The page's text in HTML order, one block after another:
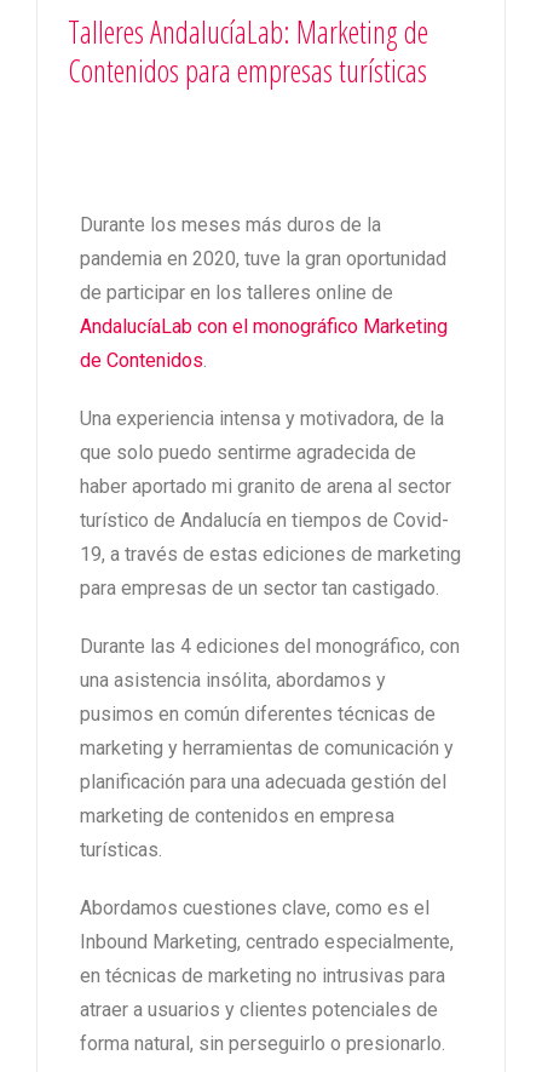
Talleres AndalucíaLab: Marketing de
Contenidos para empresas turísticas
Durante los meses más duros de la
pandemia en 2020, tuve la gran oportunidad
de participar en los talleres online de
AndalucíaLab con el monográfico Marketing
de Contenidos.
Una experiencia intensa y motivadora, de la
que solo puedo sentirme agradecida de
haber aportado mi granito de arena al sector
turístico de Andalucía en tiempos de Covid-
19, a través de estas ediciones de marketing
para empresas de un sector tan castigado.
Durante las 4 ediciones del monográfico, con
una asistencia insólita, abordamos y
pusimos en común diferentes técnicas de
marketing y herramientas de comunicación y
planificación para una adecuada gestión del
marketing de contenidos en empresa
turísticas.
Abordamos cuestiones clave, como es el
Inbound Marketing, centrado especialmente,
en técnicas de marketing no intrusivas para
atraer a usuarios y clientes potenciales de
forma natural, sin perseguirlo o presionarlo.